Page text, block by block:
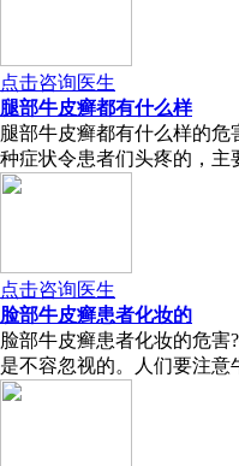
点击咨询医生
腿部牛皮癣都有什么样
腿部牛皮癣都有什么样的危
种症状令患者们头疼的，主
点击咨询医生
脸部牛皮癣患者化妆的
脸部牛皮癣患者化妆的危害
是不容忽视的。人们要注意